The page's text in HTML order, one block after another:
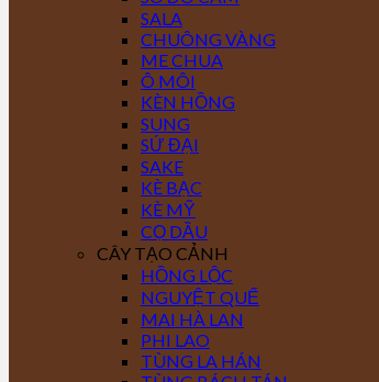
SALA
CHUÔNG VÀNG
ME CHUA
Ô MÔI
KÈN HỒNG
SUNG
SỨ ĐẠI
SAKE
KÈ BẠC
KÈ MỸ
CỌ DẦU
CÂY TẠO CẢNH
HỒNG LỘC
NGUYỆT QUẾ
MAI HÀ LAN
PHI LAO
TÙNG LA HÁN